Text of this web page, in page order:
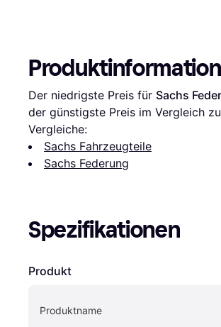
Der niedrigste Preis für Sachs
der günstigste Preis im Vergleich zu
Vergleiche:
Sachs Fahrzeugteile
Sachs Federung
Spezifikationen
Produkt
Produktname